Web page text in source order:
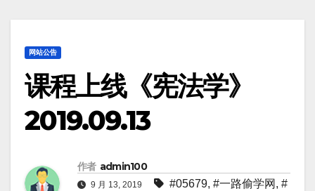
网站公告
课程上线《宪法学》
2019.09.13
作者 admin100
9 月 13, 2019 #05679, #一路偷学网 , #